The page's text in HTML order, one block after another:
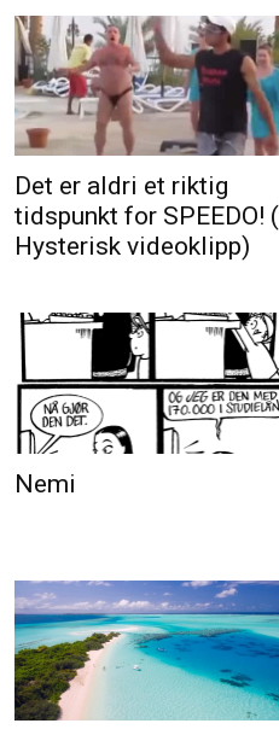
Det er aldri et riktig
tidspunkt for SPEEDO! (
Hysterisk videoklipp)
Nemi